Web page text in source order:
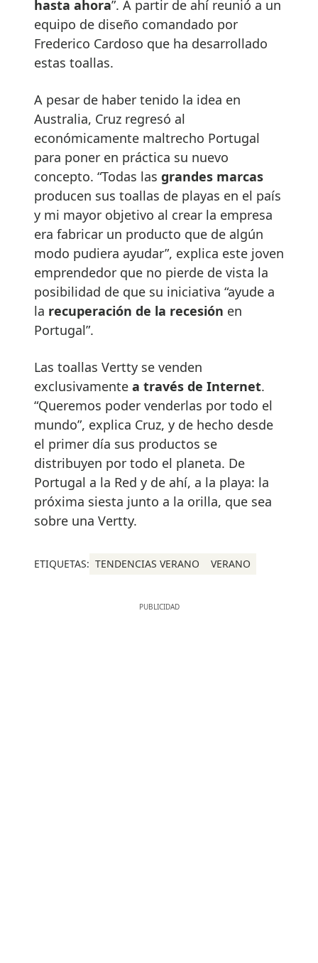
hasta ahora”. A partir de ahí reunió a un
equipo de diseño comandado por
Frederico Cardoso que ha desarrollado
estas toallas.
A pesar de haber tenido la idea en
Australia, Cruz regresó al
económicamente maltrecho Portugal
para poner en práctica su nuevo
concepto. “Todas las grandes marcas
producen sus toallas de playas en el país
y mi mayor objetivo al crear la empresa
era fabricar un producto que de algún
modo pudiera ayudar”, explica este joven
emprendedor que no pierde de vista la
posibilidad de que su iniciativa “ayude a
la recuperación de la recesión en
Portugal”.
Las toallas Vertty se venden
exclusivamente a través de Internet.
“Queremos poder venderlas por todo el
mundo”, explica Cruz, y de hecho desde
el primer día sus productos se
distribuyen por todo el planeta. De
Portugal a la Red y de ahí, a la playa: la
próxima siesta junto a la orilla, que sea
sobre una Vertty.
ETIQUETAS: TENDENCIAS VERANO VERANO